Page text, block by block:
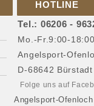
HOTLINE
Tel.: 06206 -
Mo.-Fr.9:00-
Angelsport-
D-68642
Folge uns auf
Angelsport-